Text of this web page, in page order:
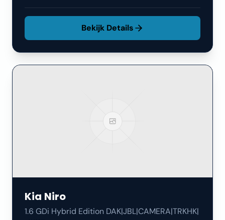
Bekijk Details
Kia Niro
1.6 GDi Hybrid Edition DAK|JBL|CAMERA|TRKHK|